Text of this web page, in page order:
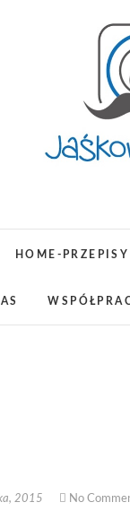
ŻYCIE.
HOME-PRZEPISY
2015 No